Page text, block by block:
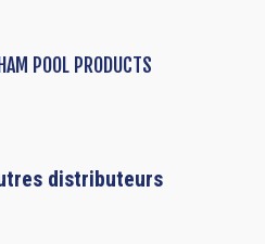
POOL PRODUCTS
distributeurs